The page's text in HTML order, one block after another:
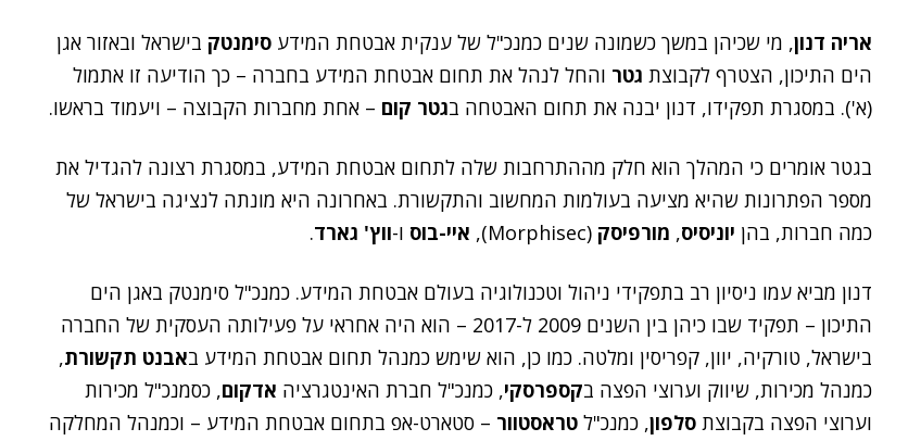
אריה דנון, מי שכיהן במשך כשמונה שנים כמנכ"ל של ענקית אבטחת המידע סימנטק בישראל ובאזור אגן
הים התיכון, הצטרף לקבוצת גטר והחל לנהל את תחום אבטחת המידע בחברה – כך הודיעה זו אתמול
(א'). במסגרת תפקידו, דנון יבנה את תחום האבטחה בגטר קום – אחת מחברות הקבוצה – ויעמוד בראשו.
בגטר אומרים כי המהלך הוא חלק מההתרחבות שלה לתחום אבטחת המידע, במסגרת רצונה להגדיל את
מספר הפתרונות שהיא מציעה בעולמות המחשוב והתקשורת. באחרונה היא מונתה לנציגה בישראל של
כמה חברות, בהן יוניסיס, מורפיסק (Morphisec), איי-בוס ו-ווץ' גארד.
דנון מביא עמו ניסיון רב בתפקידי ניהול וטכנולוגיה בעולם אבטחת המידע. כמנכ"ל סימנטק באגן הים
התיכון – תפקיד שבו כיהן בין השנים 2009 ל-2017 – הוא היה אחראי על פעילותה העסקית של החברה
בישראל, טורקיה, יוון, קפריסין ומלטה. כמו כן, הוא שימש כמנהל תחום אבטחת המידע באבנט תקשורת,
כמנהל מכירות, שיווק וערוצי הפצה בקספרסקי, כמנכ"ל חברת האינטגרציה אדקום, כסמנכ"ל מכירות
וערוצי הפצה בקבוצת סלפון, כמנכ"ל טראסטוור – סטארט-אפ בתחום אבטחת המידע – וכמנהל המחלקה